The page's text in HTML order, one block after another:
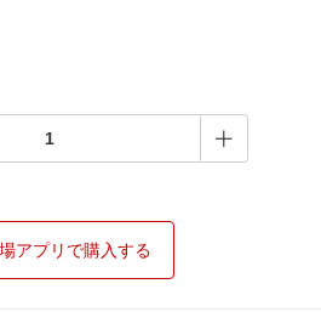
アプリで購入する